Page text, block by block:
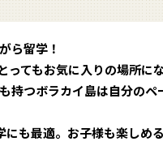
ら留学！
てもお気に入りの場所に
持つボラカイ島は自分のペ
も最適。お子様も楽しめ